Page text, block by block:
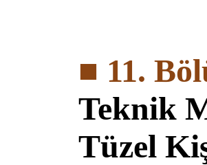
■ 11.
Teknik
Tüzel